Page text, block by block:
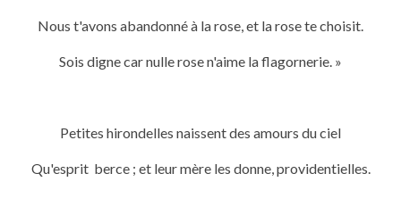
Nous t'avons abandonné à la rose, et la rose te choisit.
Sois digne car nulle rose n'aime la flagornerie. »
Petites hirondelles naissent des amours du ciel
Qu'esprit berce ; et leur mère les donne, providentielles.